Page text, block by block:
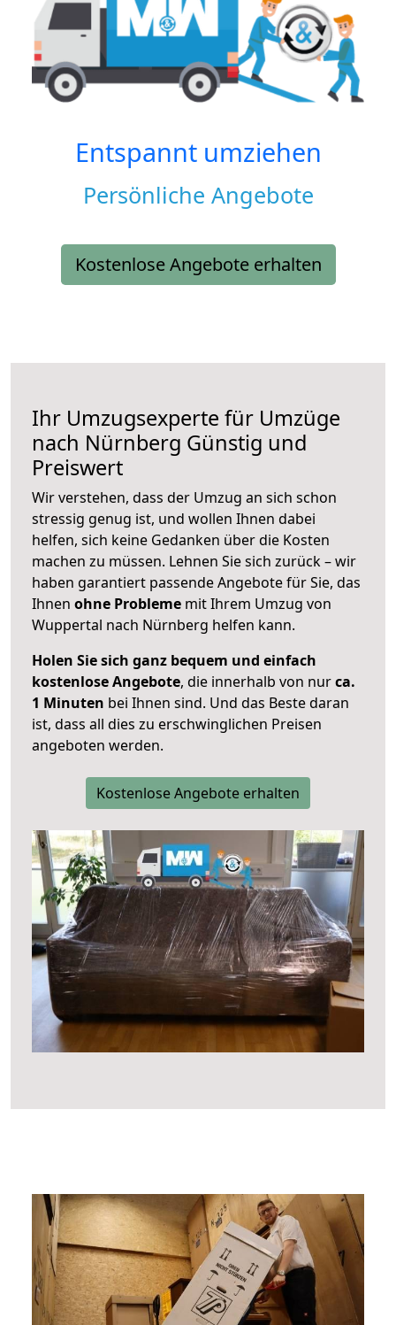
Entspannt umziehen
Persönliche Angebote
Kostenlose Angebote erhalten
Ihr Umzugsexperte für Umzüge
nach Nürnberg Günstig und
Preiswert
Wir verstehen, dass der Umzug an sich schon
stressig genug ist, und wollen Ihnen dabei
helfen, sich keine Gedanken über die Kosten
machen zu müssen. Lehnen Sie sich zurück – wir
haben garantiert passende Angebote für Sie, das
Ihnen ohne Probleme mit Ihrem Umzug von
Wuppertal nach Nürnberg helfen kann.
Holen Sie sich ganz bequem und einfach
kostenlose Angebote, die innerhalb von nurca.
1 Minuten bei Ihnen sind. Und das Beste daran
ist, dass all dies zu erschwinglichen Preisen
angeboten werden.
Kostenlose Angebote erhalten